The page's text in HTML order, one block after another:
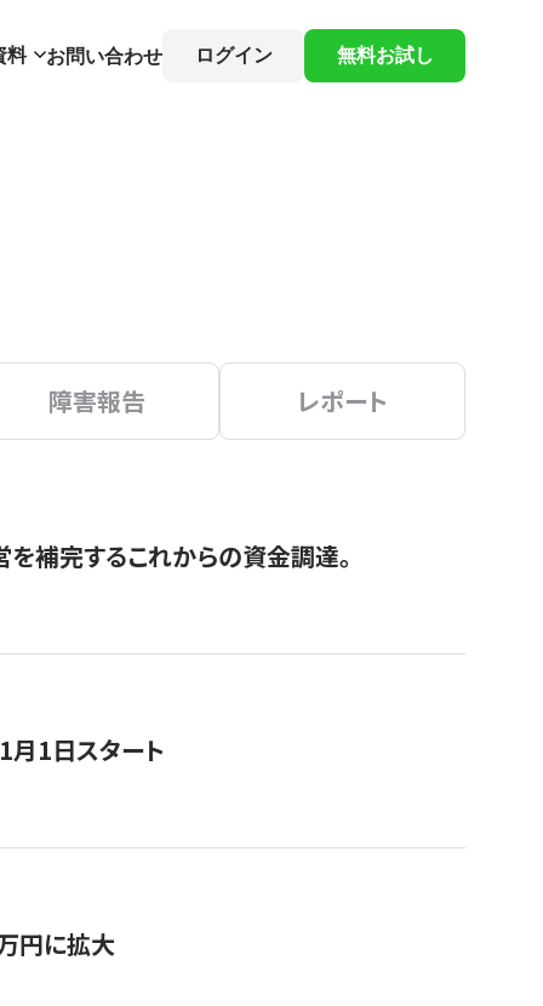
料 お問い合わせ ログイン 無料お試し
障害報告 レポート
補完するこれからの資金調達。
月1日スタート
円に拡大